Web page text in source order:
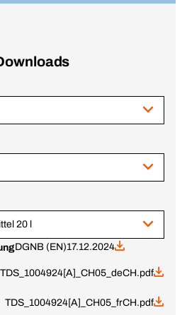
20 l
DGNB (EN)17.12.2024
TDS_1004924[A]_CH05_deCH.pdf
TDS_1004924[A]_CH05_frCH.pdf